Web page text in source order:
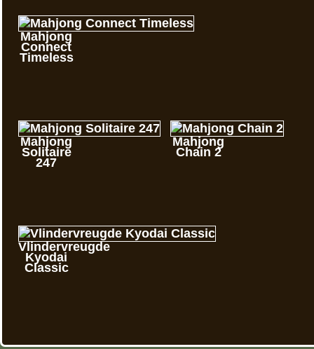
Mahjong
Connect
Timeless
Mahjong
Solitaire
247
Mahjong
Chain 2
Vlindervreugde
Kyodai
Classic